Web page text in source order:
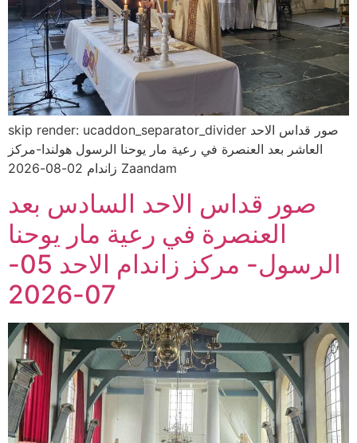
skip render: ucaddon_separator_divider صور قداس الاحد
العاشر بعد العنصرة في رعية مار يوحنا الرسول هولندا-مركز
زاندام 02-08-2026 Zaandam
صور قداس الاحد السادس بعد
العنصرة في رعية مار يوحنا
الرسول- مركز زاندام الاحد 05-
07-2026